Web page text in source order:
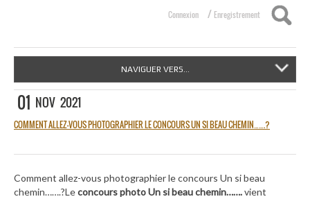
Connexion / Enregistrement
NAVIGUER VERS...
01 NOV 2021
COMMENT ALLEZ-VOUS PHOTOGRAPHIER LE CONCOURS UN SI BEAU CHEMIN…….?
Comment allez-vous photographier le concours Un si beau
chemin…….?Leconcours photo Un si beau chemin…….vient